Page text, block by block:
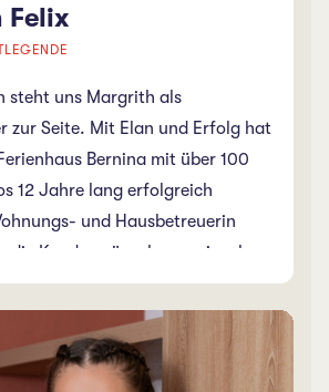
Felix
steht uns Margrith als
zur Seite. Mit Elan und Erfolg hat
Bernina mit über 100
12 Jahre lang erfolgreich
und Hausbetreuerin
die Kundenwünsche praxisnah
auf einen breiten Background
ist Margrith seit 2018 bereits
Sie kann nicht ohne uns
nicht ohne sie. Damit ihre